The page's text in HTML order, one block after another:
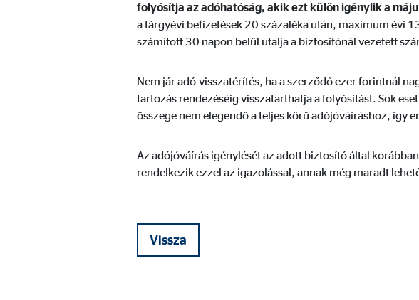
folyósítja az adóhatóság, akik ezt külön igénylik a
a tárgyévi befizetések 20 százaléka után, maximum évi
számított 30 napon belül utalja a biztosítónál vezetett
Nem jár adó-visszatérítés, ha a szerződő ezer forintnál
tartozás rendezéséig visszatarthatja a folyósítást. Sok
összege nem elegendő a teljes körű adójóváíráshoz, így
Az adójóváírás igénylését az adott biztosító által
rendelkezik ezzel az igazolással, annak még maradt
Vissza
A felhasználói
Sütik lejárata: 1 év
Statisztikai sütik
A statisztikai sütik anonim módon gyűjtenek információkat. Ezek az
Szolgáltató: